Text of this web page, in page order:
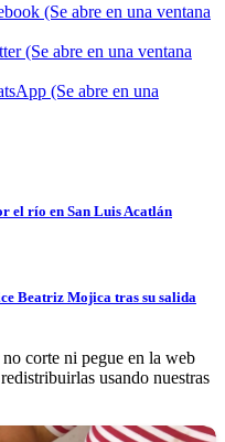
(Se abre en una ventana
(Se abre en una ventana
(Se abre en una
el río en San Luis Acatlán
Beatriz Mojica tras su salida
corte ni pegue en la web
usando nuestras